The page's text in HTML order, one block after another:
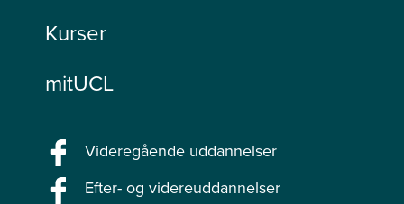
Kurser
mitUCL
Videregående uddannelser
Efter- og videreuddannelser